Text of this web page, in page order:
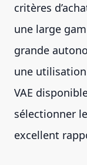
critères
une large
grande
une
VAE
sélectionner
excellent